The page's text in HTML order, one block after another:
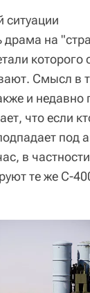
ситуации
на
которого
Смысл в
и недавно
что если
под
в
те же С-